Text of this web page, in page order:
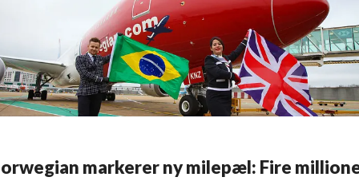
markerer ny milepæl: Fire